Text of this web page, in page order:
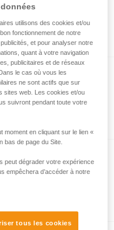
de techniques
en exister d’autres
ici.
ouvrable
avec fonction anti-
les travaux sur
S
avec poulie-
des cordes de
utilisons des cookies et/ou
fonctionnement de notre
et pour analyser notre
quant à votre navigation
publicitaires et de réseaux
le cas où vous les
ne sont actifs que sur
sites web. Les cookies et/ou
suivront pendant toute votre
moment en cliquant sur le lien «
bas de page du Site.
peut dégrader votre expérience
empêchera d’accéder à notre
tous les cookies